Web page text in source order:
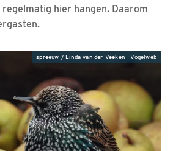
hier hangen. Daarom
spreeuw / Linda van der Veeken - Vogelweb